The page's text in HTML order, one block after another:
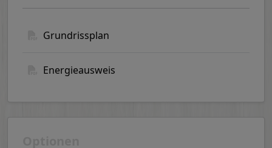
Grundrissplan
Energieausweis